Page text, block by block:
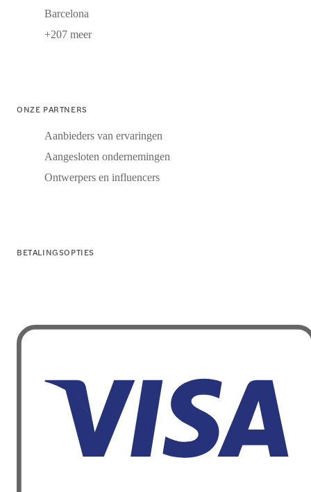
Barcelona
+207 meer
ONZE PARTNERS
Aanbieders van ervaringen
Aangesloten ondernemingen
Ontwerpers en influencers
BETALINGSOPTIES